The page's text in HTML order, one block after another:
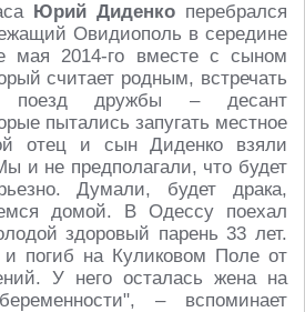
Юрий Диденко перебрался
Овидиополь в середине
мая 2014-го вместе с сыном
считает родным, встречать
поезд дружбы – десант
пытались запугать местное
отец и сын Диденко взяли
и не предполагали, что будет
Думали, будет драка,
домой. В Одессу поехал
здоровый парень 33 лет.
погиб на Куликовом Поле от
У него осталась жена на
– вспоминает